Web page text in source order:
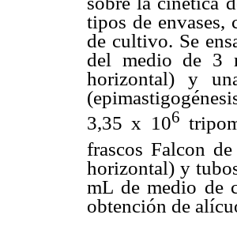
tipos de envases,
de cultivo. Se
del medio de 3
horizontal) y
3,35 x 106
frascos Falcon
horizontal) y
mL de medio de
obtención de